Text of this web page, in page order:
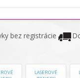
bez registrácie
LASEROVÉ